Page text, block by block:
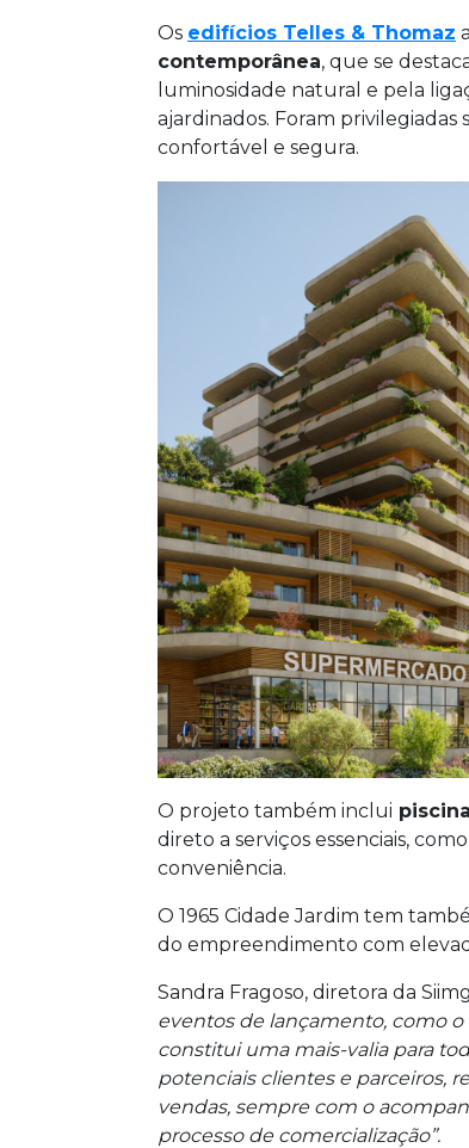
Os edifícios Telles & Thomaz
contemporânea, que se
luminosidade natural e pela
ajardinados. Foram
confortável e segura.
O projeto também inclui
direto a serviços essenciais,
conveniência.
O 1965 Cidade Jardim tem
do empreendimento com
Sandra Fragoso, diretora da
eventos de lançamento, como o
constitui uma mais-valia para
potenciais clientes e parceiros,
vendas, sempre com o
processo de comercialização”.